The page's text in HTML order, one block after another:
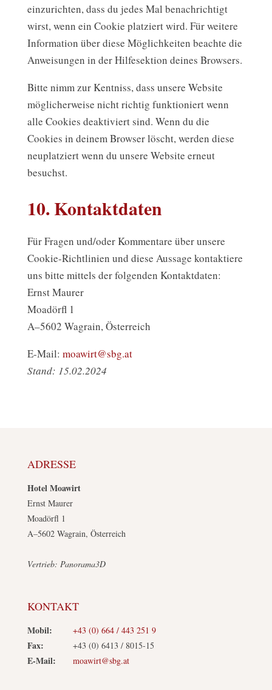
einzurichten, dass du jedes Mal benachrichtigt
wirst, wenn ein Cookie platziert wird. Für weitere
Information über diese Möglichkeiten beachte die
Anweisungen in der Hilfesektion deines Browsers.
Bitte nimm zur Kentniss, dass unsere Website
möglicherweise nicht richtig funktioniert wenn
alle Cookies deaktiviert sind. Wenn du die
Cookies in deinem Browser löscht, werden diese
neuplatziert wenn du unsere Website erneut
besuchst.
10.Kontaktdaten
Für Fragen und/oder Kommentare über unsere
Cookie-Richtlinien und diese Aussage kontaktiere
uns bitte mittels der folgenden Kontaktdaten:
Ernst Maurer
Moadörfl 1
A–5602 Wagrain, Österreich
E-Mail: moawirt@sbg.at
Stand: 15.02.2024
ADRESSE
Hotel Moawirt
Ernst Maurer
Moadörfl 1
A–5602 Wagrain, Österreich
Vertrieb: Panorama3D
KONTAKT
Mobil: +43 (0) 664 / 443 251 9
Fax: +43 (0) 6413 / 8015-15
E-Mail: moawirt@sbg.at